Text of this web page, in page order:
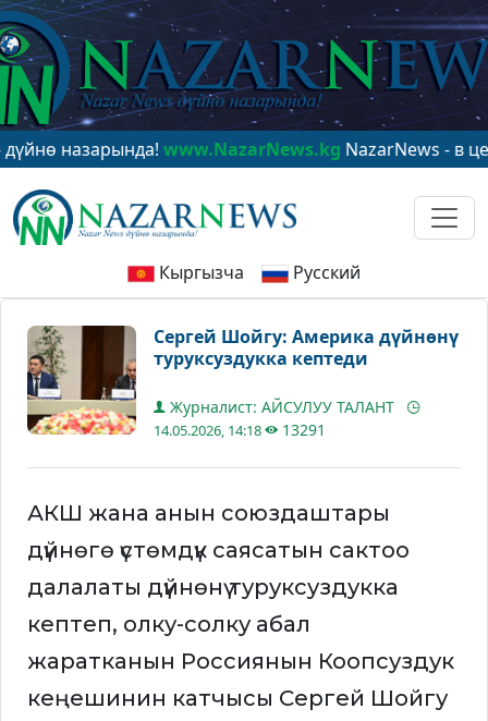
www.NazarNews.kgNazarNews - в центре
Кыргызча Русский
Сергей Шойгу: Америка дүйнөнү
туруксуздукка кептеди
Журналист: АЙСУЛУУ ТАЛАНТ
14.05.2026, 14:18 13291
АКШ жана анын союздаштары
дүйнөгө үстөмдүк саясатын сактоо
далалаты дүйнөнү туруксуздукка
кептеп, олку-солку абал
жаратканын Россиянын Коопсуздук
кеңешинин катчысы Сергей Шойгу